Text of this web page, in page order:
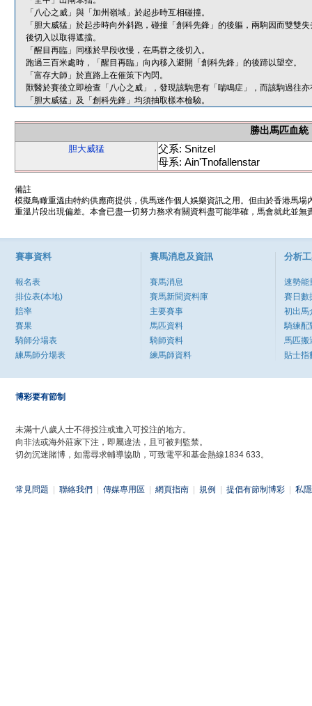
「八心之威」與「加州嶺域」於起步時互相碰撞。
「胆大威猛」於起步時向外斜跑，碰撞「創科先鋒」的後軀，兩駒因而雙雙
後切入以取得遮擋。
「醒目再臨」同樣於早段收慢，在馬群之後切入。
跑過三百米處時，「醒目再臨」向內移入避開「創科先鋒」的後蹄以望空。
「富存大師」於直路上在催策下內閃。
獸醫於賽後立即檢查「八心之威」，發現該駒患有「喘鳴症」，而該駒過往
「胆大威猛」及「創科先鋒」均須抽取樣本檢驗。
勝出馬匹血統
胆大威猛
父系: Snitzel
母系: Ain'Tnofallenstar
備註
模擬鳥瞰重溫由特約供應商提供，供馬迷作個人娛樂資訊之用。但由於香港馬
重溫片段出現偏差。本會已盡一切努力務求有關資料盡可能準確，馬會就此並
賽事資料
報名表
排位表(本地)
賠率
賽果
騎師分場表
練馬師分場表
賽馬消息及資訊
賽馬消息
賽馬新聞資料庫
主要賽事
馬匹資料
騎師資料
練馬師資料
分析
速勢能
賽日數
初出馬
騎練配
馬匹搬
貼士指
博彩要有節制
未滿十八歲人士不得投注或進入可投注的地方。
向非法或海外莊家下注，即屬違法，且可被判監禁。
切勿沉迷賭博，如需尋求輔導協助，可致電平和基金熱線1834 633。
常見問題 聯絡我們 傳媒專用區 網頁指南 規例 提倡有節制博彩 私